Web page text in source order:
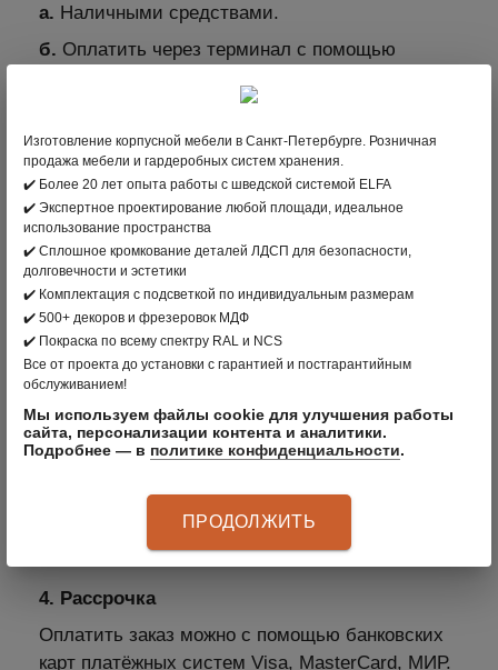
а. Наличными средствами.
б. Оплатить через терминал с помощью
платежных систем: МИР, VISA International,
Mastercard Worldwide, JCB.
2. В интернет-магазине clader.ru с помощью
пластиковой карты
Для выбора оплаты товара с помощью
банковской карты на соответствующей
странице необходимо нажать кнопку Оплата
заказа банковской картой. Оплата происходит
через ПАО СБЕРБАНК с использованием
банковских карт следующих платёжных
систем: МИР, VISA International, Mastercard
Worldwide, JCB
3. Оплата по безналичному расчету –
4. Рассрочка
Оплатить заказ можно с помощью банковских
карт платёжных систем Visa, MasterCard, МИР.
Изготовление корпусной мебели в Санкт-Петербурге. Розничная
продажа мебели и гардеробных систем хранения.
✔️ Более 20 лет опыта работы с шведской системой ELFA
✔️ Экспертное проектирование любой площади, идеальное
использование пространства
✔️ Сплошное кромкование деталей ЛДСП для безопасности,
долговечности и эстетики
✔️ Комплектация с подсветкой по индивидуальным размерам
✔️ 500+ декоров и фрезеровок МДФ
✔️ Покраска по всему спектру RAL и NCS
Все от проекта до установки с гарантией и постгарантийным
обслуживанием!
Мы используем файлы cookie для улучшения работы
сайта, персонализации контента и аналитики.
Подробнее — в политике конфиденциальности.
ПРОДОЛЖИТЬ